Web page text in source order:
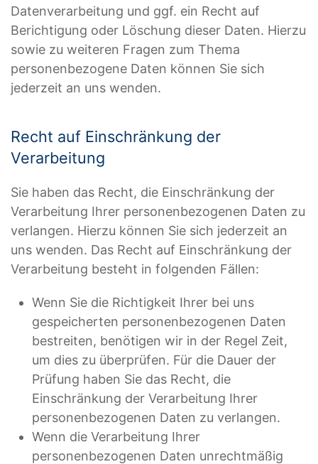
Datenverarbeitung und ggf. ein Recht auf
Berichtigung oder Löschung dieser Daten. Hierzu
sowie zu weiteren Fragen zum Thema
personenbezogene Daten können Sie sich
jederzeit an uns wenden.
Recht auf Einschränkung der
Verarbeitung
Sie haben das Recht, die Einschränkung der
Verarbeitung Ihrer personenbezogenen Daten zu
verlangen. Hierzu können Sie sich jederzeit an
uns wenden. Das Recht auf Einschränkung der
Verarbeitung besteht in folgenden Fällen:
Wenn Sie die Richtigkeit Ihrer bei uns
gespeicherten personenbezogenen Daten
bestreiten, benötigen wir in der Regel Zeit,
um dies zu überprüfen. Für die Dauer der
Prüfung haben Sie das Recht, die
Einschränkung der Verarbeitung Ihrer
personenbezogenen Daten zu verlangen.
Wenn die Verarbeitung Ihrer
personenbezogenen Daten unrechtmäßig